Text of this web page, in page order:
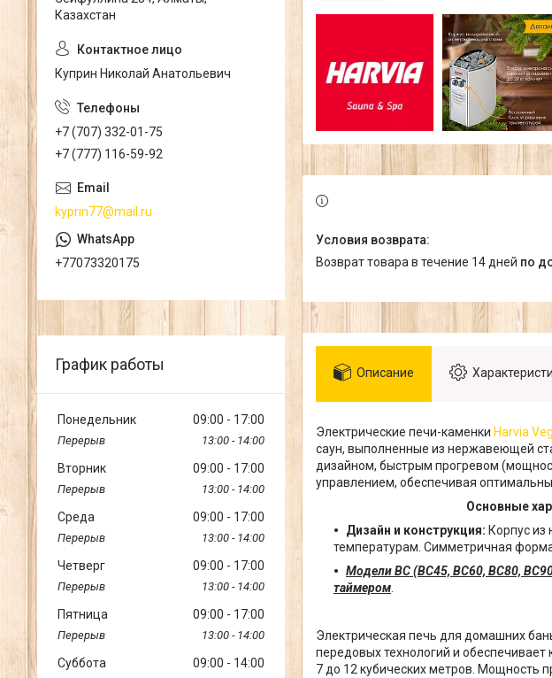
возврат товара в течение 14 дней по
Описание
Электрические печи-каменки Harvia
саун, выполненные из нержавеющей
дизайном, быстрым прогревом
управлением, обеспечивая
Основные
Дизайн и конструкция: Корпус
температурам. Симметричная
МоделиBC(BC45, BC60, BC80,
таймером.
Электрическая печь для домашних
передовых технологий и
7 до 12 кубических метров. Мощность
Казахстан
Куприн Николай Анатольевич
+7 (707) 332-01-75
+7 (777) 116-59-92
kyprin77@mail.ru
+77073320175
График работы
Понедельник 09:00 17:00
13:00 14:00
Вторник 09:00 17:00
13:00 14:00
Среда 09:00 17:00
13:00 14:00
Четверг 09:00 17:00
13:00 14:00
Пятница 09:00 17:00
13:00 14:00
Суббота 09:00
14:00